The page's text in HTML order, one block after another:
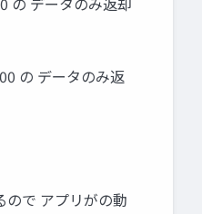
の データのみ返
で アプリがの動